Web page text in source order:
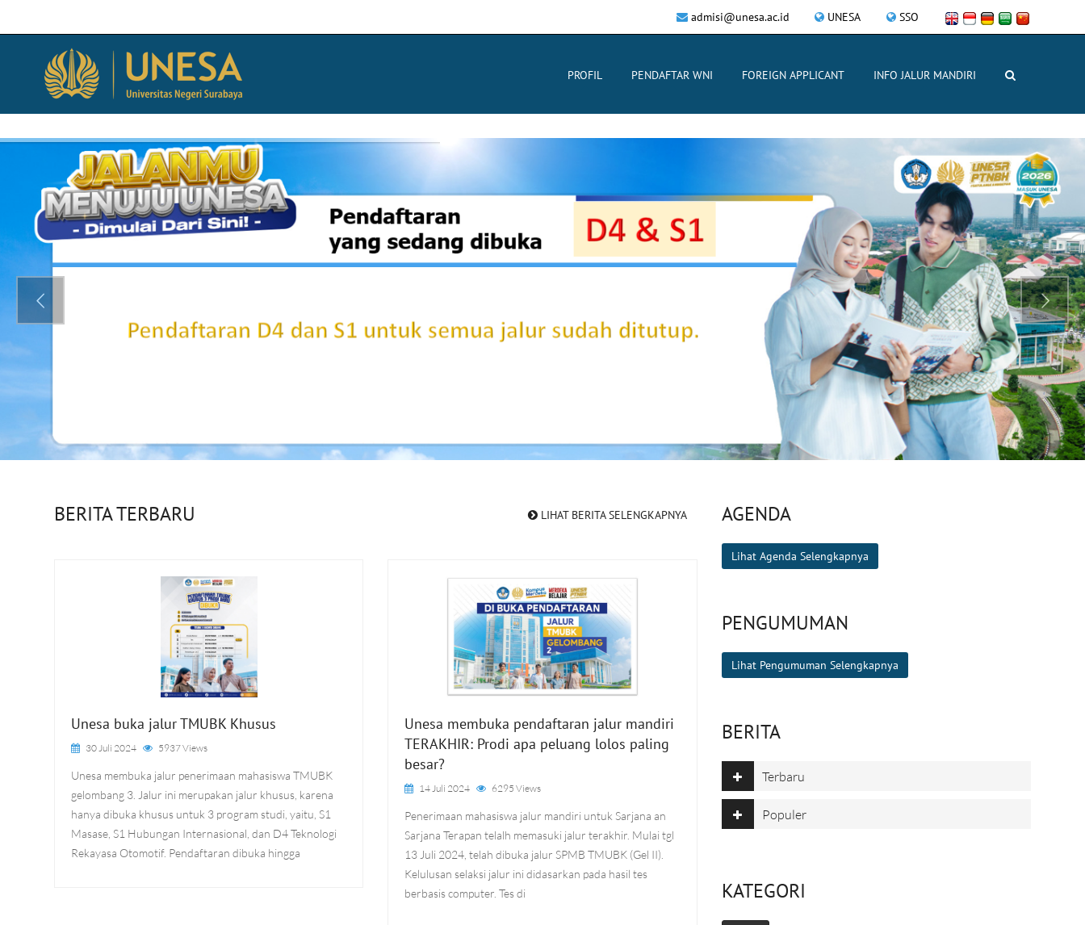
UNESA SSO
admisi@unesa.ac.id
PROFIL PENDAFTAR WNI FOREIGN APPLICANT INFO JALUR MANDIRI
BERITA TERBARU LIHAT BERITA SELENGKAPNYA
Unesa buka jalur TMUBK Khusus
30 Juli 2024 5937 Views
Unesa membuka jalur penerimaan mahasiswa TMUBK
gelombang 3. Jalur ini merupakan jalur khusus, karena
hanya dibuka khusus untuk 3 program studi, yaitu, S1
Masase, S1 Hubungan Internasional, dan D4 Teknologi
Rekayasa Otomotif. Pendaftaran dibuka hingga
Unesa membuka pendaftaran jalur mandiri
TERAKHIR: Prodi apa peluang lolos paling
besar?
14 Juli 2024 6295 Views
Penerimaan mahasiswa jalur mandiri untuk Sarjana an
Sarjana Terapan telalh memasuki jalur terakhir. Mulai tgl
13 Juli 2024, telah dibuka jalur SPMB TMUBK (Gel II).
Kelulusan selaksi jalur ini didasarkan pada hasil tes
berbasis computer. Tes di
AGENDA
Lihat Agenda Selengkapnya
PENGUMUMAN
Lihat Pengumuman Selengkapnya
BERITA
Terbaru
Populer
KATEGORI